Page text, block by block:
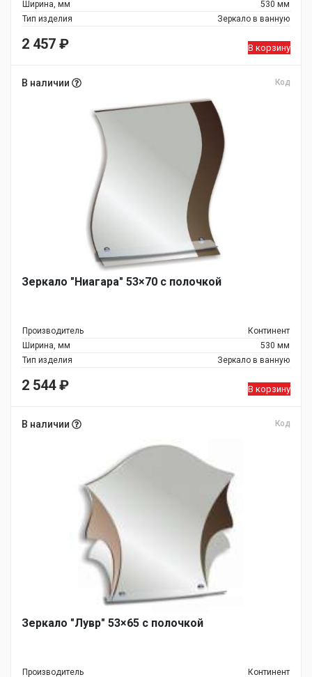
Ширина, мм
530 мм
Тип изделия
Зеркало в ванную
2 457 ₽ В корзину
В наличии Код
Зеркало "Ниагара" 53×70 с полочкой
Производитель
Континент
Ширина, мм
530 мм
Тип изделия
Зеркало в ванную
2 544₽ В корзину
В наличии Код
Зеркало "Лувр" 53×65 с полочкой
Производитель Континент